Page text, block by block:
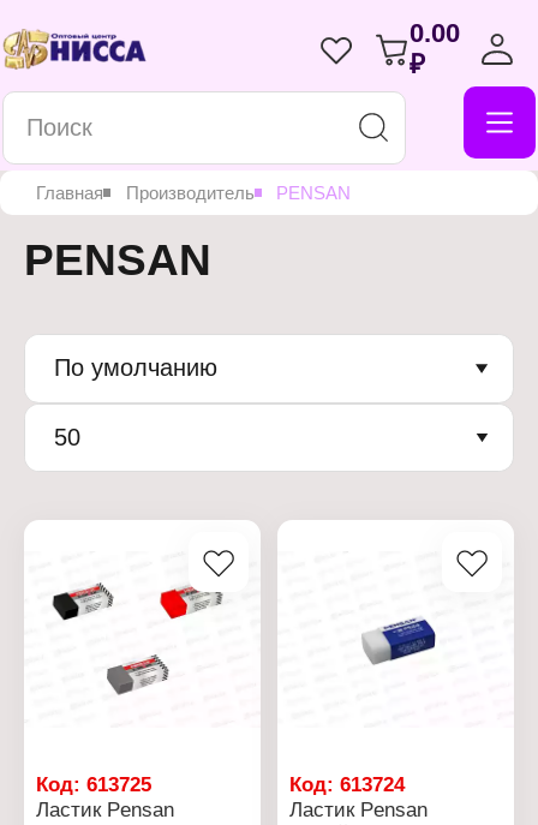
0.00
₽
Главная Производитель PENSAN
PENSAN
По умолчанию
50
Код: 613725
Ластик Pensan
Код:613724
Ластик Pensan